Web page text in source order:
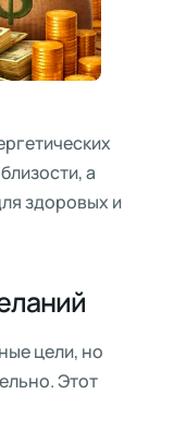
а
здоровых и
цели, но
Этот